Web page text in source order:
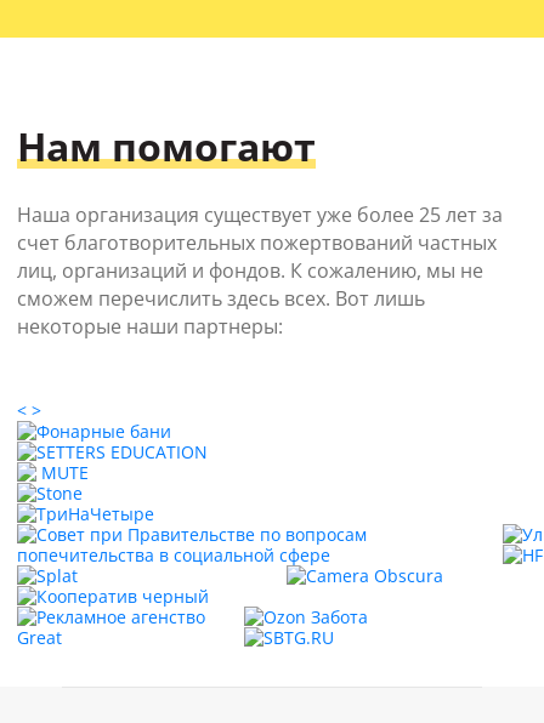
Нам помогают
Наша организация существует уже более 25 лет за
счет благотворительных пожертвований частных
лиц, организаций и фондов. К сожалению, мы не
сможем перечислить здесь всех. Вот лишь
некоторые наши партнеры:
< >